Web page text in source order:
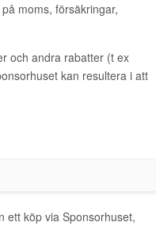
moms, försäkringar,
och andra rabatter (t ex
kan resultera i att
ett köp via Sponsorhuset,